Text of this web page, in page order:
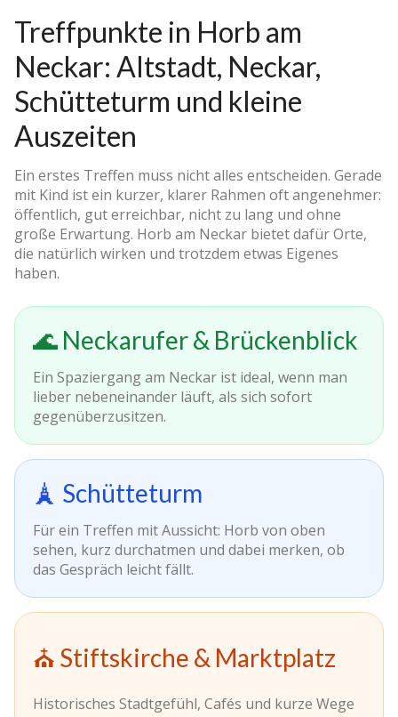
Treffpunkte in Horb am
Neckar: Altstadt, Neckar,
Schütteturm und kleine
Auszeiten
Ein erstes Treffen muss nicht alles entscheiden. Gerade
mit Kind ist ein kurzer, klarer Rahmen oft angenehmer:
öffentlich, gut erreichbar, nicht zu lang und ohne
große Erwartung. Horb am Neckar bietet dafür Orte,
die natürlich wirken und trotzdem etwas Eigenes
haben.
🌊 Neckarufer & Brückenblick
Ein Spaziergang am Neckar ist ideal, wenn man
lieber nebeneinander läuft, als sich sofort
gegenüberzusitzen.
🗼 Schütteturm
Für ein Treffen mit Aussicht: Horb von oben
sehen, kurz durchatmen und dabei merken, ob
das Gespräch leicht fällt.
⛪ Stiftskirche & Marktplatz
Historisches Stadtgefühl, Cafés und kurze Wege